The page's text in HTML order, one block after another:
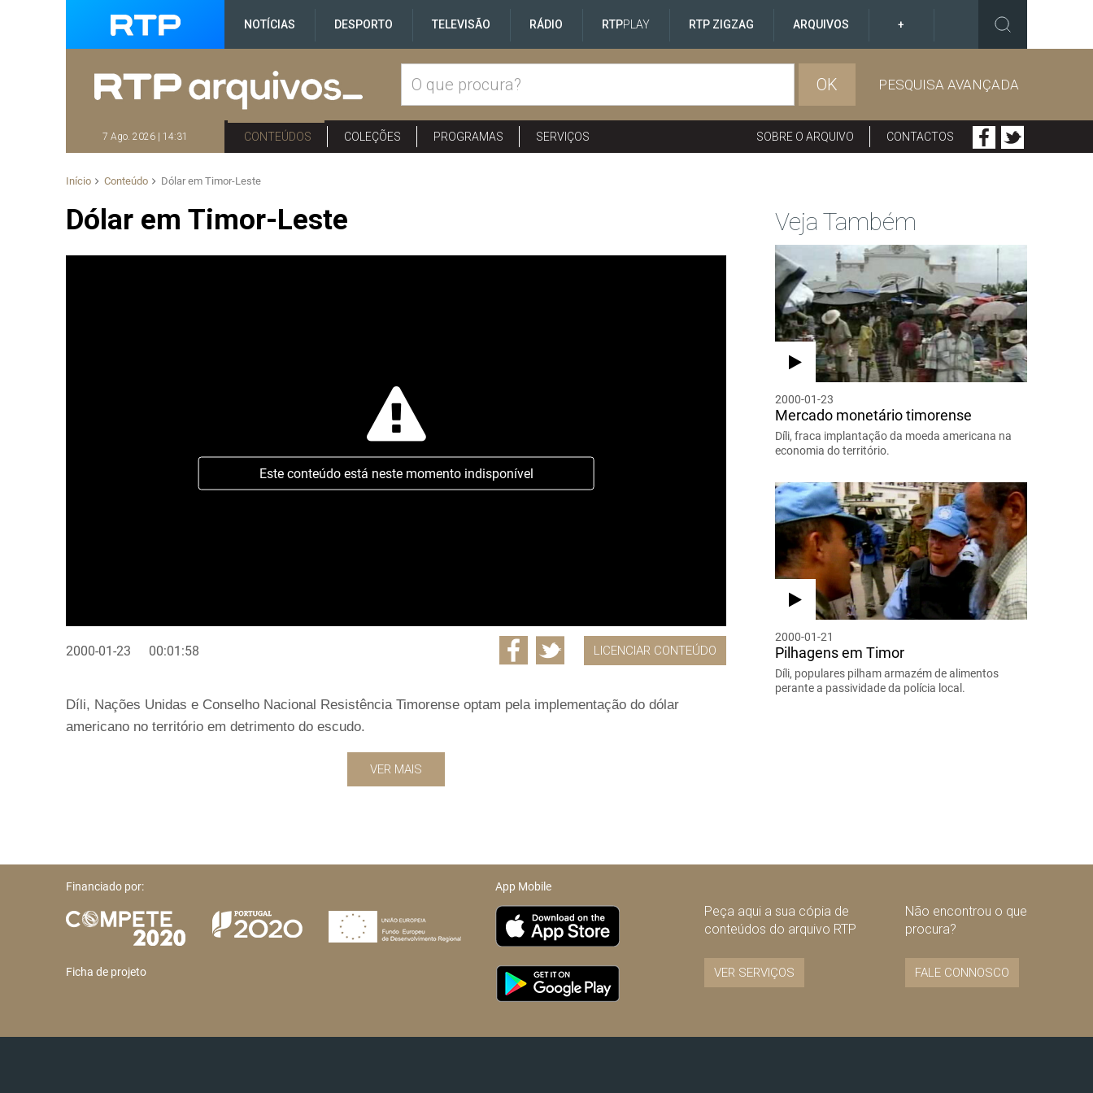
NOTÍCIAS DESPORTO TELEVISÃO RÁDIO RTPPLAY RTP ZIGZAG ARQUIVOS +
OK PESQUISA AVANÇADA
7 Ago. 2026 | 14:31 CONTEÚDOS COLEÇÕES PROGRAMAS SERVIÇOS SOBRE O ARQUIVO CONTACTOS
Início Conteúdo Dólar em Timor-Leste
Dólar em Timor-Leste
Este conteúdo está neste momento indisponível
2000-01-23 00:01:58 LICENCIAR CONTEÚDO
Díli, Nações Unidas e Conselho Nacional Resistência Timorense optam pela implementação do dólar
americano no território em detrimento do escudo.
VER MAIS
Veja Também
2000-01-23
Mercado monetário timorense
Díli, fraca implantação da moeda americana na
economia do território.
2000-01-21
Pilhagens em Timor
Díli, populares pilham armazém de alimentos
perante a passividade da polícia local.
Financiado por:
Ficha de projeto
App Mobile
Peça aqui a sua cópia de
conteúdos do arquivo RTP
VER SERVIÇOS
Não encontrou o que
procura?
FALE CONNOSCO